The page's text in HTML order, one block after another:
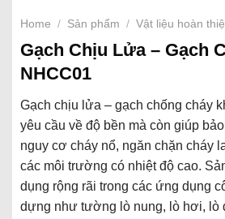
Home / Sản phẩm / Vật liệu hoàn
Gạch Chịu Lửa – Gạch
NHCC01
Gạch chịu lửa – gạch chống cháy
yêu cầu về độ bền mà còn giúp
nguy cơ cháy nổ, ngăn chặn cháy
các môi trường có nhiệt độ cao.
dụng rộng rãi trong các ứng dụng
dựng như tường lò nung, lò hơi, lò